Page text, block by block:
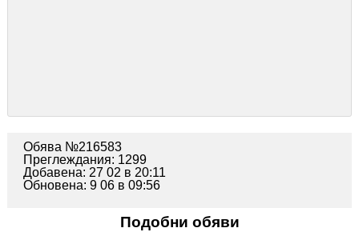
Обява №216583
Преглеждания: 1299
Добавена: 27 02 в 20:11
Обновена: 9 06 в 09:56
Подобни обяви